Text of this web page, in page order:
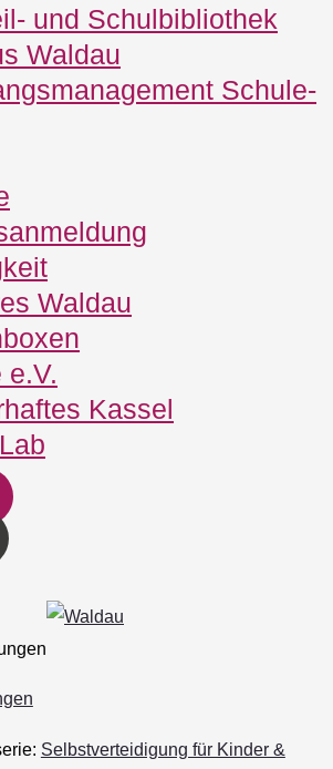
und Schulbibliothek
Waldau
Schule‐
Waldau
e.V.
Kassel
Selbstverteidigung für Kinder &